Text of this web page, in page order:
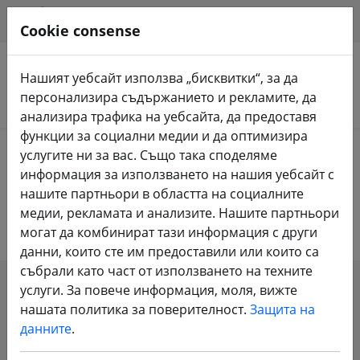
Търсене на продукти
Home FPV дронове Micro RTF и BNF
Micro RTF и BNF
SHOW FILTERS
Cookie consense
Нашият уебсайт използва „бисквитки“, за да
персонализира съдържанието и рекламите, да
анализира трафика на уебсайта, да предоставя
функции за социални медии и да оптимизира
услугите ни за вас. Също така споделяме
информация за използването на нашия уебсайт с
нашите партньори в областта на социалните
медии, рекламата и анализите. Нашите партньори
могат да комбинират тази информация с други
данни, които сте им предоставили или които са
събрали като част от използването на техните
услуги. За повече информация, моля, вижте
нашата политика за поверителност. Защита на
данните.